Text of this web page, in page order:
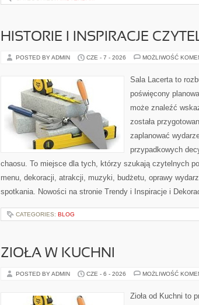
HISTORIE I INSPIRACJE
POSTED BY ADMIN CZE - 7 - 2026 MOŻLIWOŚĆ
Sala Lacerta to
poświęcony
może znaleźć
została
zaplanować
przypadkowych
chaosu. To miejsce dla tych, którzy szukają czytelnych
menu, dekoracji, atrakcji, muzyki, budżetu, oprawy
spotkania. Nowości na stronie Trendy i Inspiracje i
CATEGORIES: BLOG
ZIOŁA W KUCHNI
POSTED BY ADMIN CZE - 6 - 2026 MOŻLIWOŚĆ
Zioła od Kuchni to